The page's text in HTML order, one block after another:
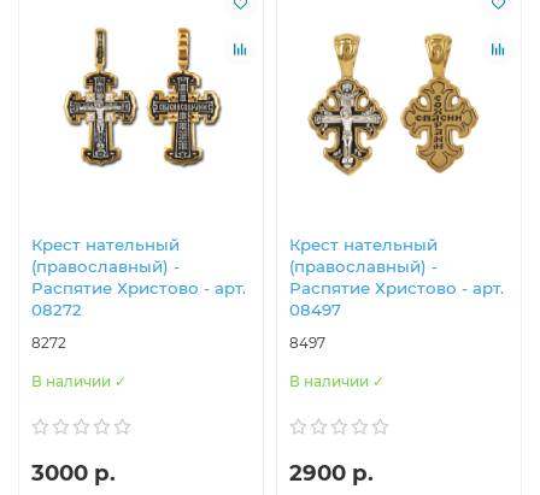
Крест нательный
(православный) -
Распятие Христово - арт.
08272
8272
В наличии ✓
3000 р.
Крест нательный
(православный) -
Распятие Христово - арт.
08497
8497
В наличии ✓
2900 р.